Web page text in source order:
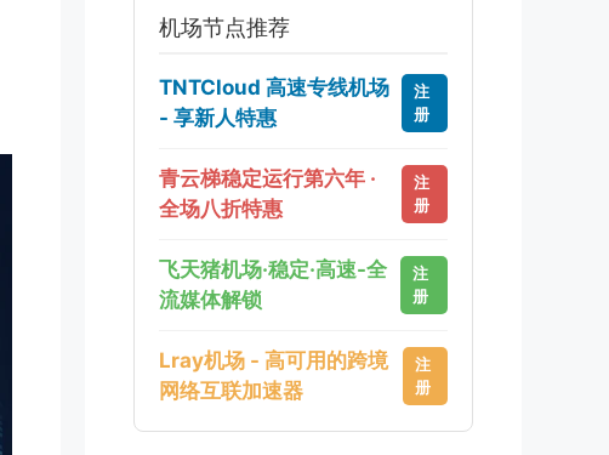
机场节点推荐
TNTCloud 高速专线机场
- 享新人特惠
注
册
青云梯稳定运行第六年 ·
全场八折特惠
注
册
飞天猪机场·稳定·高速-全
流媒体解锁
注
册
Lray机场 - 高可用的跨境
网络互联加速器
注
册